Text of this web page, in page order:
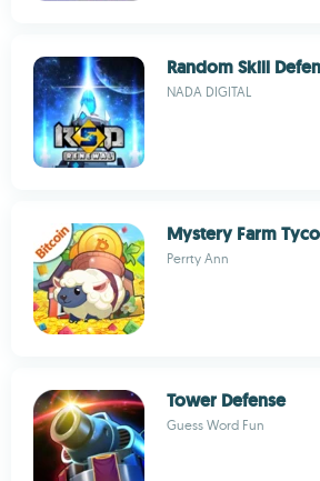
Random Skill
NADA DIGITAL
Mystery Farm
Perrty Ann
Tower Defense
Guess Word Fun